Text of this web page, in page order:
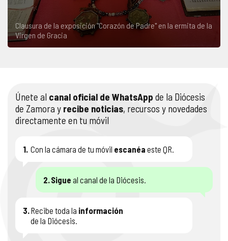
Clausura de la exposición "Corazón de Padre" en la ermita de la
Virgen de Gracia
Únete al canal oficial de WhatsApp de la Diócesis
de Zamora y recibe noticias, recursos y novedades
directamente en tu móvil
1. Con la cámara de tu móvil escanéa este QR.
2.Sigue al canal de la Diócesis.
3.Recibe toda la información
de la Diócesis.